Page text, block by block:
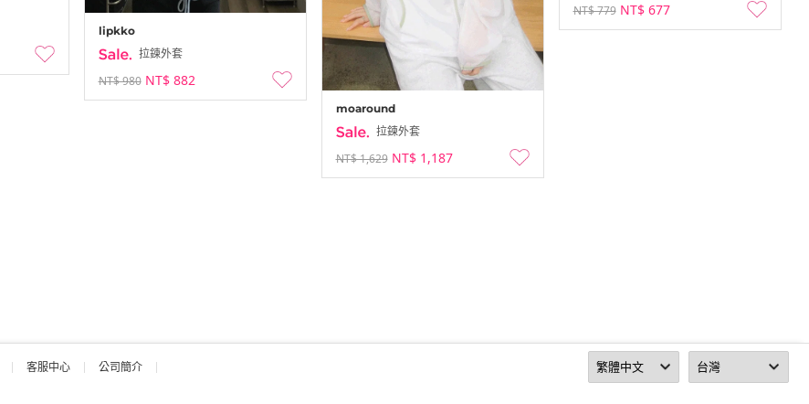
NT$ 779 NT$ 677
lipkko
拉鍊外套
NT$ 980 NT$ 882
moaround
拉鍊外套
NT$ 1,629 NT$ 1,187
客服中心 公司簡介